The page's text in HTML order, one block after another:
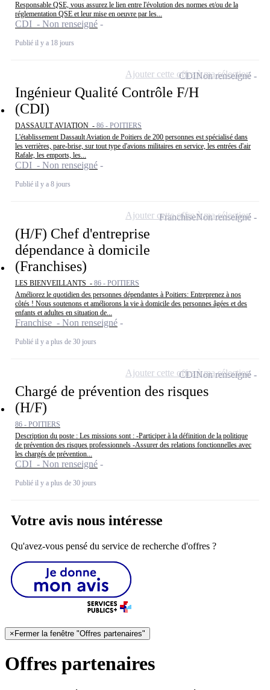
Responsable QSE, vous assurez le lien entre l'évolution des normes et/ou de la
réglementation QSE et leur mise en oeuvre par les...
CDI - Non renseigné
Publié il y a 18 jours
Ingénieur Qualité Contrôle F/H
(CDI)
DASSAULT AVIATION - 86 - POITIERS
L'établissement Dassault Aviation de Poitiers de 200 personnes est spécialisé dans
les verrières, pare-brise, sur tout type d'avions militaires en service, les entrées d'air
Rafale, les emports, les...
CDI - Non renseigné
Publié il y a 8 jours
CDINon renseigné
Ajouter cette offre à ma sélection
(H/F) Chef d'entreprise
dépendance à domicile
(Franchises)
LES BIENVEILLANTS - 86 - POITIERS
Améliorez le quotidien des personnes dépendantes à Poitiers: Entreprenez à nos
côtés ! Nous soutenons et améliorons la vie à domicile des personnes âgées et des
enfants et adultes en situation de...
Franchise - Non renseigné
Publié il y a plus de 30 jours
FranchiseNon renseigné
Ajouter cette offre à ma sélection
Chargé de prévention des risques
(H/F)
86 - POITIERS
Description du poste : Les missions sont : -Participer à la définition de la politique
de prévention des risques professionnels -Assurer des relations fonctionnelles avec
les chargés de prévention...
CDI - Non renseigné
Publié il y a plus de 30 jours
CDINon renseigné
Ajouter cette offre à ma sélection
Votre avis nous intéresse
Qu'avez-vous pensé du service de recherche d'offres ?
× Fermer la fenêtre "Offres partenaires"
Offres partenaires